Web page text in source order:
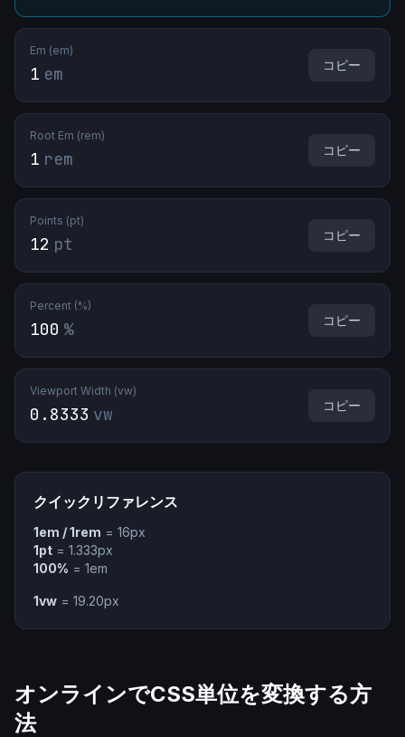
Em (em)
1 em コピー
Root Em (rem)
1 rem コピー
Points (pt)
12 pt コピー
Percent (%)
100 % コピー
Viewport Width (vw)
0.8333 vw コピー
クイックリファレンス
1em / 1rem = 16px
1pt = 1.333px
100% = 1em
1vw = 19.20px
オンラインでCSS単位を変換する方
法